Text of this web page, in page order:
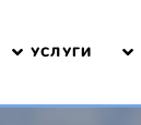
УСЛУГИ